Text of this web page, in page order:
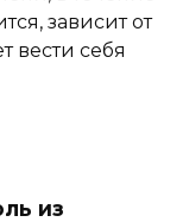
зависит от
вести себя
из